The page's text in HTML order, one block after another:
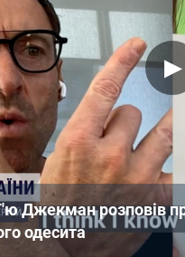
Джекман розповів
одесита